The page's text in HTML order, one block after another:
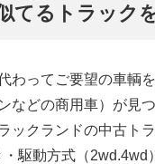
てるトラック
ってご要望の車輌
どの商用車）が見
ックランドの中古
駆動方式（